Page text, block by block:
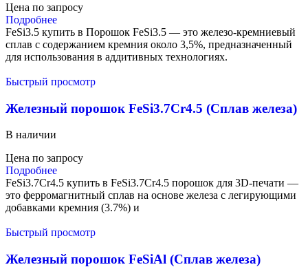
Цена по запросу
Подробнее
FeSi3.5 купить в Порошок FeSi3.5 — это железо-кремниевый
сплав с содержанием кремния около 3,5%, предназначенный
для использования в аддитивных технологиях.
Быстрый просмотр
Железный порошок FeSi3.7Cr4.5 (Сплав железа)
В наличии
Цена по запросу
Подробнее
FeSi3.7Cr4.5 купить в FeSi3.7Cr4.5 порошок для 3D-печати —
это ферромагнитный сплав на основе железа с легирующими
добавками кремния (3.7%) и
Быстрый просмотр
Железный порошок FeSiAl (Сплав железа)